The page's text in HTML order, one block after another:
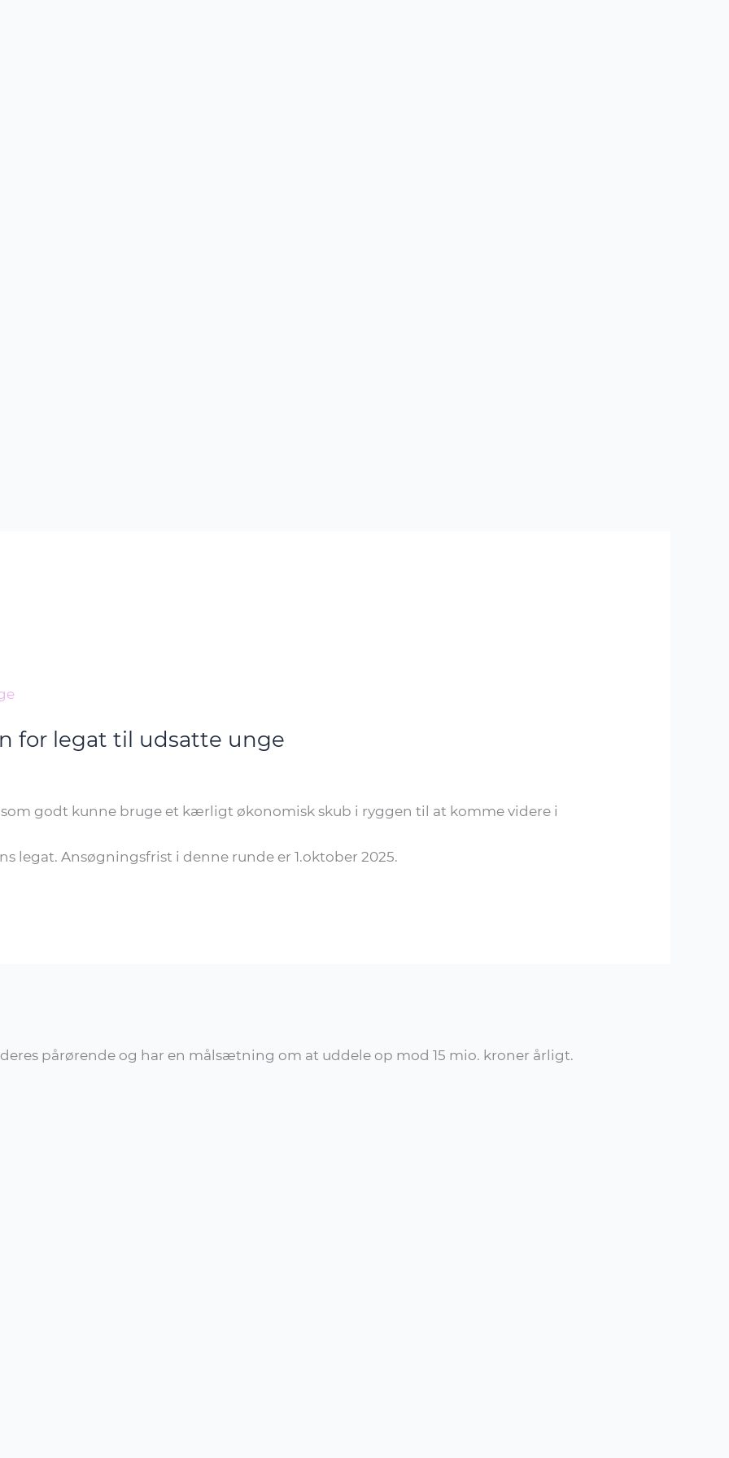
for legat til udsatte unge
som godt kunne bruge et kærligt økonomisk skub i ryggen til at komme videre i
legat. Ansøgningsfrist i denne runde er 1.oktober 2025.
pårørende og har en målsætning om at uddele op mod 15 mio. kroner årligt.